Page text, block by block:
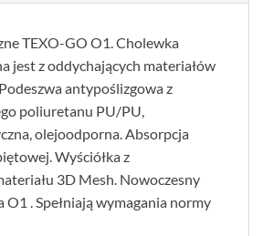
TEXO-GO O1. Cholewka
jest z oddychających materiałów
antypoślizgowa z
poliuretanu PU/PU,
olejoodporna. Absorpcja
Wyściółka z
3D Mesh. Nowoczesny
O1 . Spełniają wymagania normy